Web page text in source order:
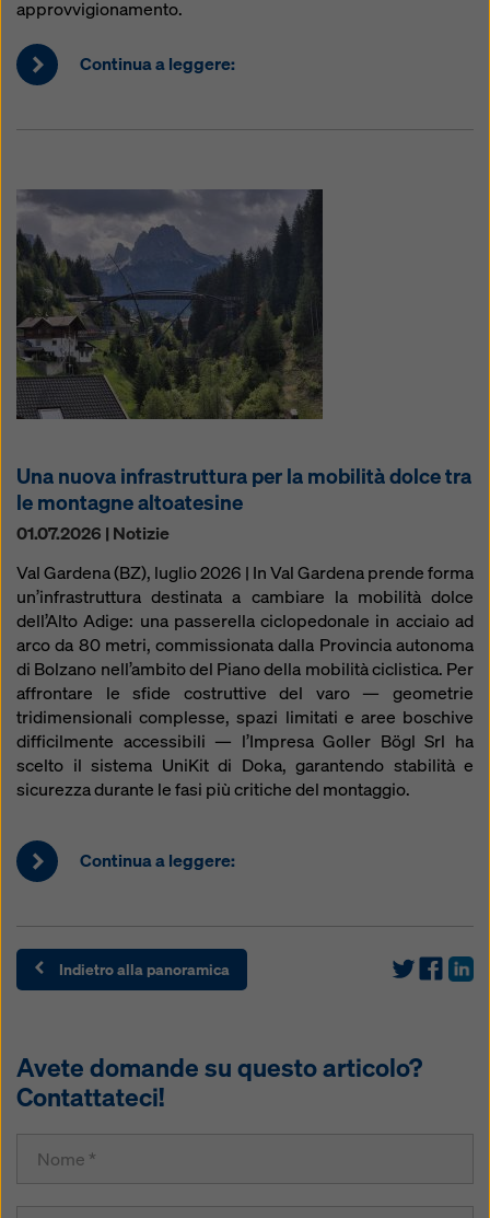
approvvigionamento.
Continua a leggere:
Una nuova infrastruttura per la mobilità dolce tra
le montagne altoatesine
01.07.2026 | Notizie
Val Gardena (BZ), luglio 2026 | In Val Gardena prende forma
un’infrastruttura destinata a cambiare la mobilità dolce
dell’Alto Adige: una passerella ciclopedonale in acciaio ad
arco da 80 metri, commissionata dalla Provincia autonoma
di Bolzano nell’ambito del Piano della mobilità ciclistica. Per
affrontare le sfide costruttive del varo — geometrie
tridimensionali complesse, spazi limitati e aree boschive
difficilmente accessibili — l’Impresa Goller Bögl Srl ha
scelto il sistema UniKit di Doka, garantendo stabilità e
sicurezza durante le fasi più critiche del montaggio.
Continua a leggere:
Indietro alla panoramica
Avete domande su questo articolo?
Contattateci!